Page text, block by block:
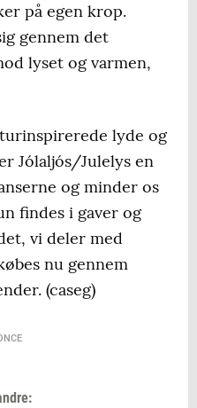
på egen krop.
gennem det
lyset og varmen,
lyde og
Jólaljós/Julelys en
og minder os
findes i gaver og
vi deler med
nu gennem
(caseg)